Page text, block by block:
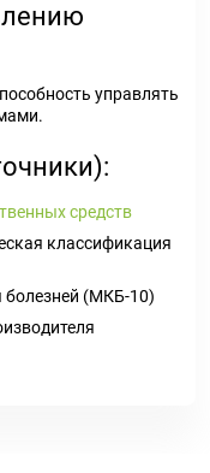
управлять
средств
классификация
(МКБ-10)